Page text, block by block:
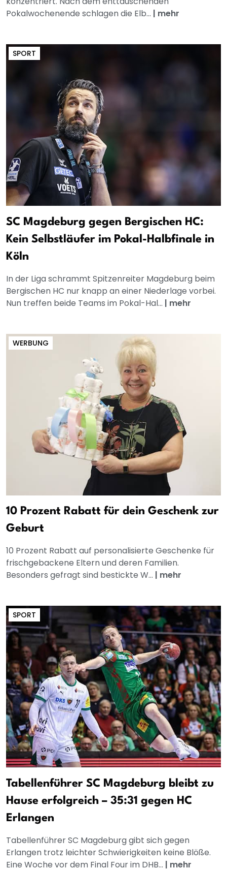
Pokalwochenende schlagen die Elb... | mehr
SPORT
SC Magdeburg gegen Bergischen HC:
Kein Selbstläufer im Pokal-Halbfinale in
Köln
In der Liga schrammt Spitzenreiter Magdeburg beim
Bergischen HC nur knapp an einer Niederlage vorbei.
Nun treffen beide Teams im Pokal-Hal... | mehr
WERBUNG
10 Prozent Rabatt für dein Geschenk zur
Geburt
10 Prozent Rabatt auf personalisierte Geschenke für
frischgebackene Eltern und deren Familien.
Besonders gefragt sind bestickte W... | mehr
SPORT
Tabellenführer SC Magdeburg bleibt zu
Hause erfolgreich – 35:31 gegen HC
Erlangen
Tabellenführer SC Magdeburg gibt sich gegen
Erlangen trotz leichter Schwierigkeiten keine Blöße.
Eine Woche vor dem Final Four im DHB... | mehr